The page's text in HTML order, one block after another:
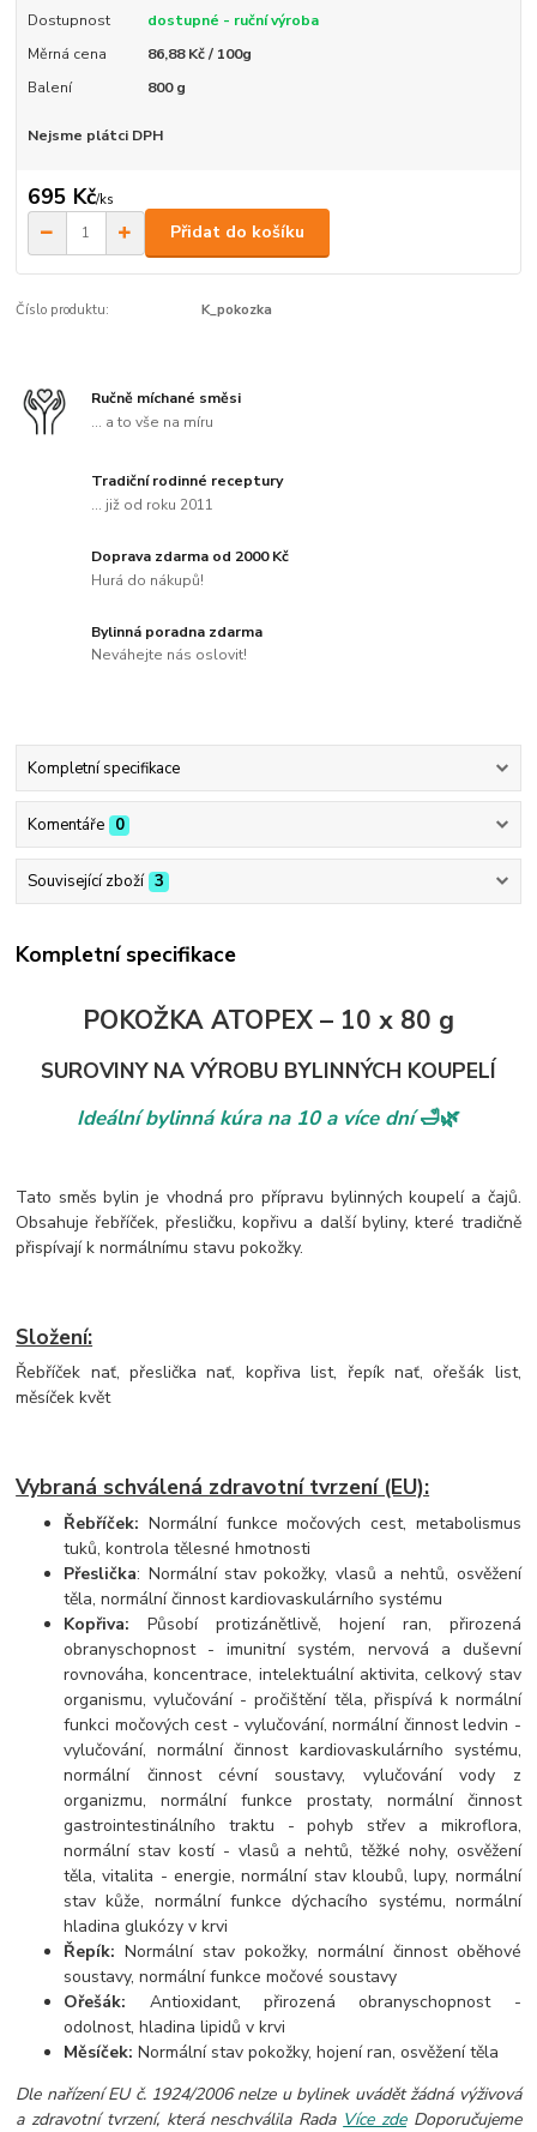
Dostupnost
dostupné - ruční výroba
Měrná cena
86,88 Kč / 100g
Balení
800 g
Nejsme plátci DPH
695 Kč/ks
Přidat do košíku
Číslo produktu: K_pokozka
Ručně míchané směsi
... a to vše na míru
Tradiční rodinné receptury
... již od roku 2011
Doprava zdarma od 2000 Kč
Hurá do nákupů!
Bylinná poradna zdarma
Neváhejte nás oslovit!
Kompletní specifikace
Komentáře 0
Související zboží 3
Kompletní specifikace
POKOŽKA ATOPEX – 10 x 80 g
SUROVINY NA VÝROBU BYLINNÝCH KOUPELÍ
Ideální bylinná kúra na 10 a více dní🛁🌿
Tato směs bylin je vhodná pro přípravu bylinných koupelí a čajů.
Obsahuje řebříček, přesličku, kopřivu a další byliny, které tradičně
přispívají k normálnímu stavu pokožky.
Složení:
Řebříček nať, přeslička nať, kopřiva list, řepík nať, ořešák list,
měsíček květ
Vybraná schválená zdravotní tvrzení (EU):
Řebříček: Normální funkce močových cest, metabolismus
tuků, kontrola tělesné hmotnosti
Přeslička: Normální stav pokožky, vlasů a nehtů, osvěžení
těla, normální činnost kardiovaskulárního systému
Kopřiva: Působí protizánětlivě, hojení ran, přirozená
obranyschopnost - imunitní systém, nervová a duševní
rovnováha, koncentrace, intelektuální aktivita, celkový stav
organismu, vylučování - pročištění těla, přispívá k normální
funkci močových cest - vylučování, normální činnost ledvin -
vylučování, normální činnost kardiovaskulárního systému,
normální činnost cévní soustavy, vylučování vody z
organizmu, normální funkce prostaty, normální činnost
gastrointestinálního traktu - pohyb střev a mikroflora,
normální stav kostí - vlasů a nehtů, těžké nohy, osvěžení
těla, vitalita - energie, normální stav kloubů, lupy, normální
stav kůže, normální funkce dýchacího systému, normální
hladina glukózy v krvi
Řepík: Normální stav pokožky, normální činnost oběhové
soustavy, normální funkce močové soustavy
Ořešák: Antioxidant, přirozená obranyschopnost -
odolnost, hladina lipidů v krvi
Měsíček: Normální stav pokožky, hojení ran, osvěžení těla
Dle nařízení EU č. 1924/2006 nelze u bylinek uvádět žádná výživová
a zdravotní tvrzení, která neschválila Rada Více zdeDoporučujeme